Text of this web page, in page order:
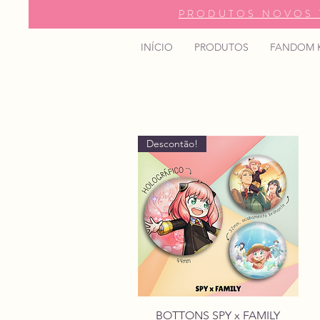
PRODUTOS
INÍCIO PRODUTOS FANDOM
Descontão!
BOTTONS SPY x FAMILY